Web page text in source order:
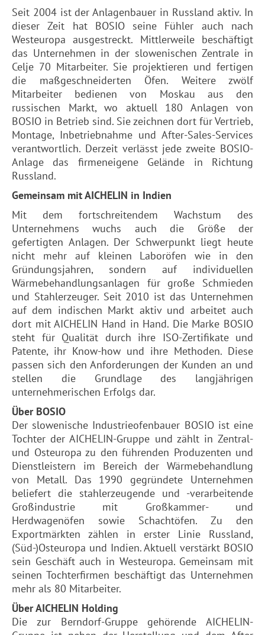
Seit 2004 ist der Anlagenbauer in Russland aktiv. In
dieser Zeit hat BOSIO seine Fühler auch nach
Westeuropa ausgestreckt. Mittlerweile beschäftigt
das Unternehmen in der slowenischen Zentrale in
Celje 70 Mitarbeiter. Sie projektieren und fertigen
die maßgeschneiderten Öfen. Weitere zwölf
Mitarbeiter bedienen von Moskau aus den
russischen Markt, wo aktuell 180 Anlagen von
BOSIO in Betrieb sind. Sie zeichnen dort für Vertrieb,
Montage, Inbetriebnahme und After-Sales-Services
verantwortlich. Derzeit verlässt jede zweite BOSIO-
Anlage das firmeneigene Gelände in Richtung
Russland.
Gemeinsam mit AICHELIN in Indien
Mit dem fortschreitendem Wachstum des
Unternehmens wuchs auch die Größe der
gefertigten Anlagen. Der Schwerpunkt liegt heute
nicht mehr auf kleinen Laboröfen wie in den
Gründungsjahren, sondern auf individuellen
Wärmebehandlungsanlagen für große Schmieden
und Stahlerzeuger. Seit 2010 ist das Unternehmen
auf dem indischen Markt aktiv und arbeitet auch
dort mit AICHELIN Hand in Hand. Die Marke BOSIO
steht für Qualität durch ihre ISO-Zertifikate und
Patente, ihr Know-how und ihre Methoden. Diese
passen sich den Anforderungen der Kunden an und
stellen die Grundlage des langjährigen
unternehmerischen Erfolgs dar.
Über BOSIO
Der slowenische Industrieofenbauer BOSIO ist eine
Tochter der AICHELIN-Gruppe und zählt in Zentral-
und Osteuropa zu den führenden Produzenten und
Dienstleistern im Bereich der Wärmebehandlung
von Metall. Das 1990 gegründete Unternehmen
beliefert die stahlerzeugende und -verarbeitende
Großindustrie mit Großkammer- und
Herdwagenöfen sowie Schachtöfen. Zu den
Exportmärkten zählen in erster Linie Russland,
(Süd-)Osteuropa und Indien. Aktuell verstärkt BOSIO
sein Geschäft auch in Westeuropa. Gemeinsam mit
seinen Tochterfirmen beschäftigt das Unternehmen
mehr als 80 Mitarbeiter.
Über AICHELIN Holding
Die zur Berndorf-Gruppe gehörende AICHELIN-